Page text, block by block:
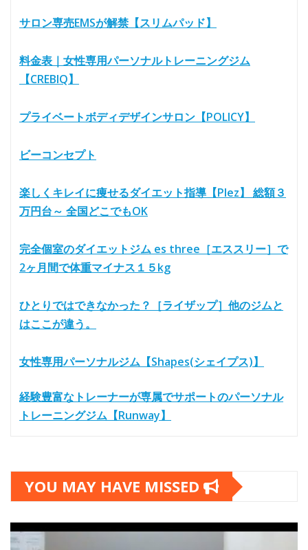
サロン専売EMSが解禁【スリムパッド】
料金表｜女性専用パーソナルトレーニングジム
【CREBIQ】
プライベートボディデザインサロン【POLICY】
ビーコンセプト
楽しくキレイに痩せるダイエット指導【Plez】 総額３
万円台～ 全国どこでもOK
完全個室のダイエットジム es three［エススリー］で
2ヶ月間で体重マイナス１５kg
ひとりではできなかった？［ライザップ］他のジムと
はここが違う。
女性専用パーソナルジム【Shapes(シェイプス)】
経験豊富なトレーナーが専属でサポートのパーソナル
トレーニングジム【Runway】
YOU MAY HAVE MISSED